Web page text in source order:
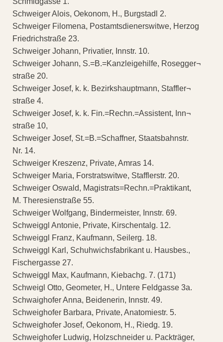
Schweiger Alois, Oekonom, H., Burgstadl 2.
Schweiger Filomena, Postamtsdienerswitwe, Herzog
Friedrichstraße 23.
Schweiger Johann, Privatier, Innstr. 10.
Schweiger Johann, S.=B.=Kanzleigehilfe, Rosegger¬
straße 20.
Schweiger Josef, k. k. Bezirkshauptmann, Staffler¬
straße 4.
Schweiger Josef, k. k. Fin.=Rechn.=Assistent, Inn¬
straße 10,
Schweiger Josef, St.=B.=Schaffner, Staatsbahnstr.
Nr. 14.
Schweiger Kreszenz, Private, Amras 14.
Schweiger Maria, Forstratswitwe, Stafflerstr. 20.
Schweiger Oswald, Magistrats=Rechn.=Praktikant,
M. Theresienstraße 55.
Schweiger Wolfgang, Bindermeister, Innstr. 69.
Schweiggl Antonie, Private, Kirschentalg. 12.
Schweiggl Franz, Kaufmann, Seilerg. 18.
Schweiggl Karl, Schuhwichsfabrikant u. Hausbes.,
Fischergasse 27.
Schweiggl Max, Kaufmann, Kiebachg. 7. (171)
Schweigl Otto, Geometer, H., Untere Feldgasse 3a.
Schwaighofer Anna, Beidenerin, Innstr. 49.
Schweighofer Barbara, Private, Anatomiestr. 5.
Schweighofer Josef, Oekonom, H., Riedg. 19.
Schweighofer Ludwig, Holzschneider u. Packträger,